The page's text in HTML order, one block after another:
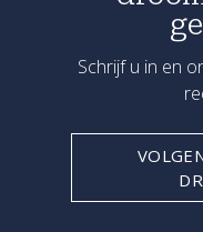
Schrijf u in en